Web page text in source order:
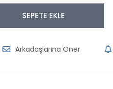
SEPETE EKLE
Arkadaşlarına Öner